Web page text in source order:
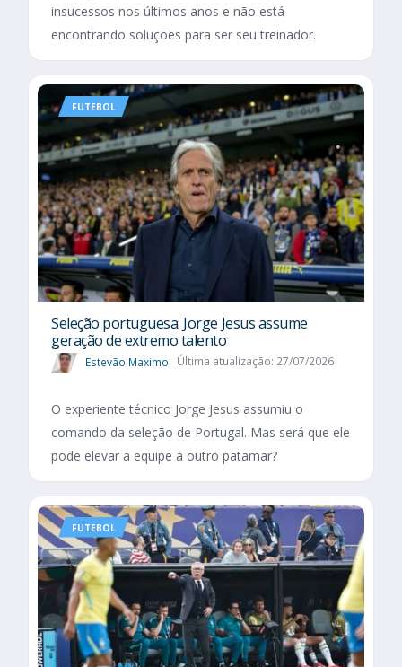
insucessos nos últimos anos e não está
encontrando soluções para ser seu treinador.
FUTEBOL
Seleção portuguesa: Jorge Jesus assume
geração de extremo talento
Estevão Maximo Última atualização: 27/07/2026
O experiente técnico Jorge Jesus assumiu o
comando da seleção de Portugal. Mas será que ele
pode elevar a equipe a outro patamar?
FUTEBOL